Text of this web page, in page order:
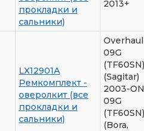
прокладки и
сальники)
2013+
LX12901A
Ремкомплект -
оверолкит (все
прокладки и
сальники)
09G
(TF60SN)
(Sagitar)
2003-ON
09G
(TF60SN)
(Bora,